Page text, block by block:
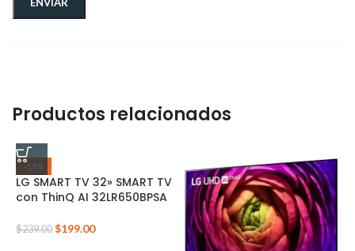
Productos relacionados
-17%
LG SMART TV 32» SMART TV
con ThinQ AI 32LR650BPSA
$239.00 $199.00